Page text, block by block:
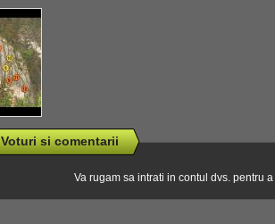
Voturi si comentarii
Va rugam sa intrati in contul dvs. pentru